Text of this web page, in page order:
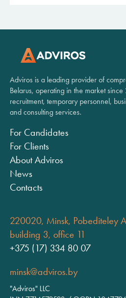
Adviros is a leading provider of
Belarus, operating in the market
recruitment, temporary personnel,
and consulting services.
For Candidates
For Clients
About Adviros
News
Contacts
220020, Minsk, Pobediteley
building 3, office 11
+375 (17) 334 80 07
minsk@adviros.by
"Adviros" LLC